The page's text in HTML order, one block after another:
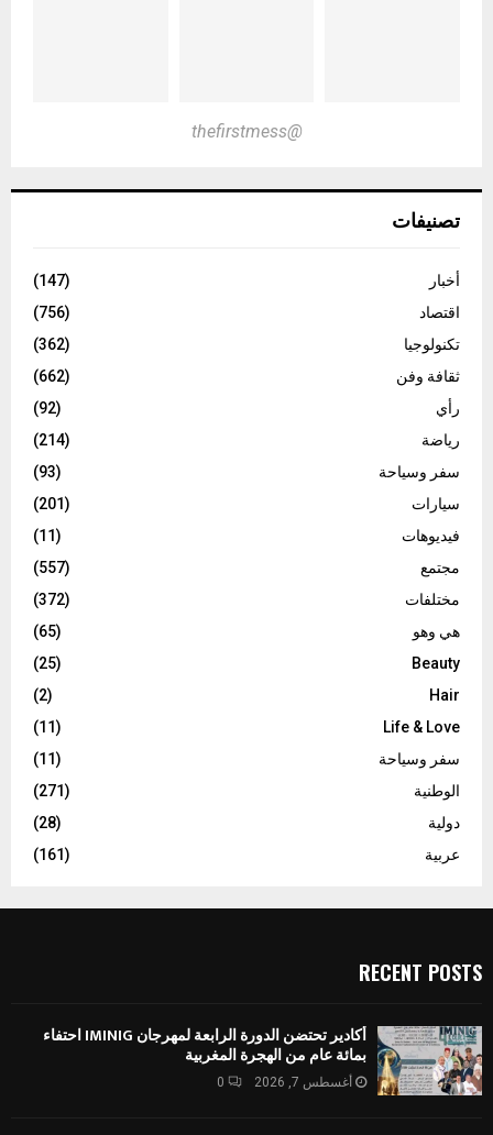
@thefirstmess
تصنيفات
أخبار
(147)
اقتصاد
(756)
تكنولوجيا
(362)
ثقافة وفن
(662)
رأي
(92)
رياضة
(214)
سفر وسياحة
(93)
سيارات
(201)
فيديوهات
(11)
مجتمع
(557)
مختلفات
(372)
هي وهو
(65)
Beauty
(25)
Hair
(2)
Life & Love
(11)
سفر وسياحة
(11)
الوطنية
(271)
دولية
(28)
عربية
(161)
RECENT POSTS
أكادير تحتضن الدورة الرابعة لمهرجان IMINIG احتفاء
بمائة عام من الهجرة المغربية
أغسطس 7, 2026 0